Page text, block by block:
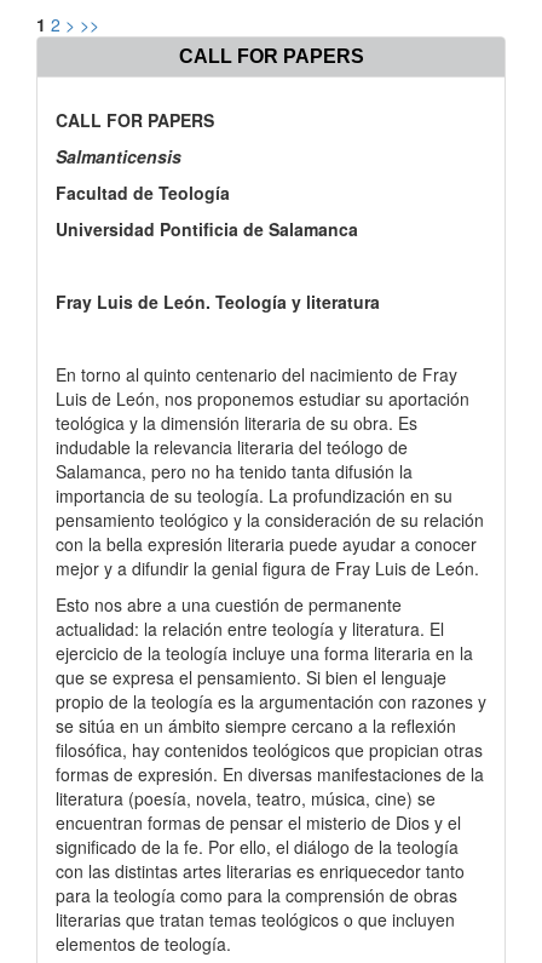
1 2 > >>
CALL FOR PAPERS
CALL FOR PAPERS
Salmanticensis
Facultad de Teología
Universidad Pontificia de Salamanca
Fray Luis de León. Teología y literatura
En torno al quinto centenario del nacimiento de Fray
Luis de León, nos proponemos estudiar su aportación
teológica y la dimensión literaria de su obra. Es
indudable la relevancia literaria del teólogo de
Salamanca, pero no ha tenido tanta difusión la
importancia de su teología. La profundización en su
pensamiento teológico y la consideración de su relación
con la bella expresión literaria puede ayudar a conocer
mejor y a difundir la genial figura de Fray Luis de León.
Esto nos abre a una cuestión de permanente
actualidad: la relación entre teología y literatura. El
ejercicio de la teología incluye una forma literaria en la
que se expresa el pensamiento. Si bien el lenguaje
propio de la teología es la argumentación con razones y
se sitúa en un ámbito siempre cercano a la reflexión
filosófica, hay contenidos teológicos que propician otras
formas de expresión. En diversas manifestaciones de la
literatura (poesía, novela, teatro, música, cine) se
encuentran formas de pensar el misterio de Dios y el
significado de la fe. Por ello, el diálogo de la teología
con las distintas artes literarias es enriquecedor tanto
para la teología como para la comprensión de obras
literarias que tratan temas teológicos o que incluyen
elementos de teología.